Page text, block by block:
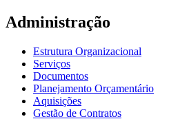
Administração
Estrutura Organizacional
Serviços
Documentos
Planejamento Orçamentário
Aquisições
Gestão de Contratos